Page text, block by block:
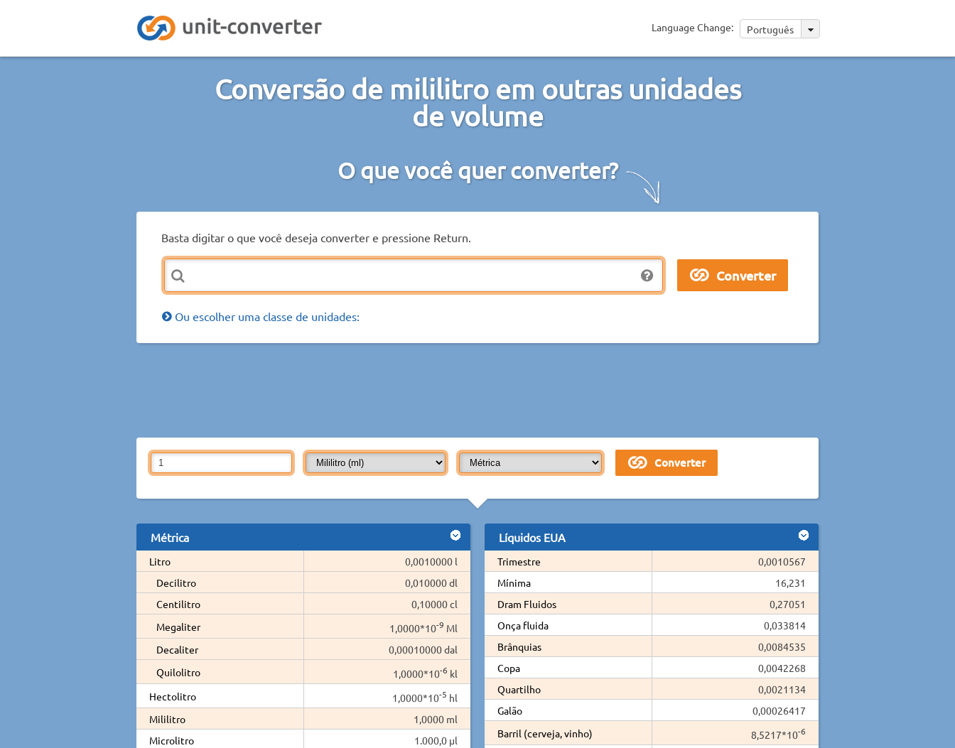
Language Change: Português
Conversão de mililitro em outras unidades
de volume
O que você quer converter?
Basta digitar o que você deseja converter e pressione Return.
Ou escolher uma classe de unidades:
Métrica
Litro
0,0010000 l
Decilitro
0,010000 dl
Centilitro
0,10000 cl
Megaliter
1,0000*10-9 Ml
Decaliter
0,00010000 dal
Quilolitro
1,0000*10-6 kl
Hectolitro
1,0000*10-5 hl
Mililitro
1,0000 ml
Microlitro
1.000,0 µl
Líquidos EUA
Trimestre
0,0010567
Mínima
16,231
Dram Fluidos
0,27051
Onça fluida
0,033814
Brânquias
0,0084535
Copa
0,0042268
Quartilho
0,0021134
Galão
0,00026417
Barril (cerveja, vinho)
8,5217*10-6